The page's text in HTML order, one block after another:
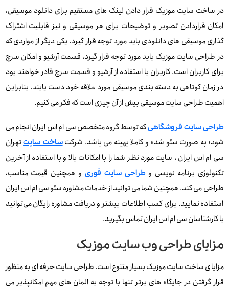
در ساخت سایت موزیک قرار دادن لینک ‌های مستقیم برای دانلود موسیقی،
امکان قراردادن تصویر و توضیحات برای هر موسیقی و نیز قابلیت اشتراک
‌گذاری موسیقی‌ های دانلودی باید مورد توجه قرار گیرد. یکی دیگر از مواردی که
در طراحی سایت موزیک باید مورد توجه قرار گیرد، قسمت آرشیو و امکان سرچ
برای کاربران است. کاربران با استفاده از آرشیو و قسمت سرچ قادر خواهند بود
در زمان کوتاهی به دسته ‌بندی موسیقی مورد علاقه‌ خود دست یابند. بنابراین
اهمیت طراحی سایت موسیقی بیش از آن چیزی است که فکر می کنیم.
طراحی سایت فروشگاهیکه توسط گروه متخصص سی ام اس ایران انجام می
شود؛ به صورت سئو شده و کاملا بهینه می باشد. شرکتساخت سایتتهران
سی ام اس ایران ، سایت مورد نظر شما را با امکانات بالا و با استفاده از آخرین
تکنولوژی برنامه نویسی وطراحی سایت فوری و همچنین قیمت مناسب،
طراحی می کند. همچنین شما می توانید از خدمات مشاوره سئو سی ام اس ایران
استفاده نمایید. برای کسب اطلاعات بیشتر و دریافت مشاوره رایگان می‌توانید
با کارشناسان سی ام اس ایران تماس بگیرید.
مزایای طراحی وب سایت موزیک
مزایای ساخت سایت موزیک بسیار متنوع است. طراحی سایت حرفه ای به منظور
قرار گرفتن در جایگاه های برتر تنها با توجه به المان های مهم امکانپذیر می